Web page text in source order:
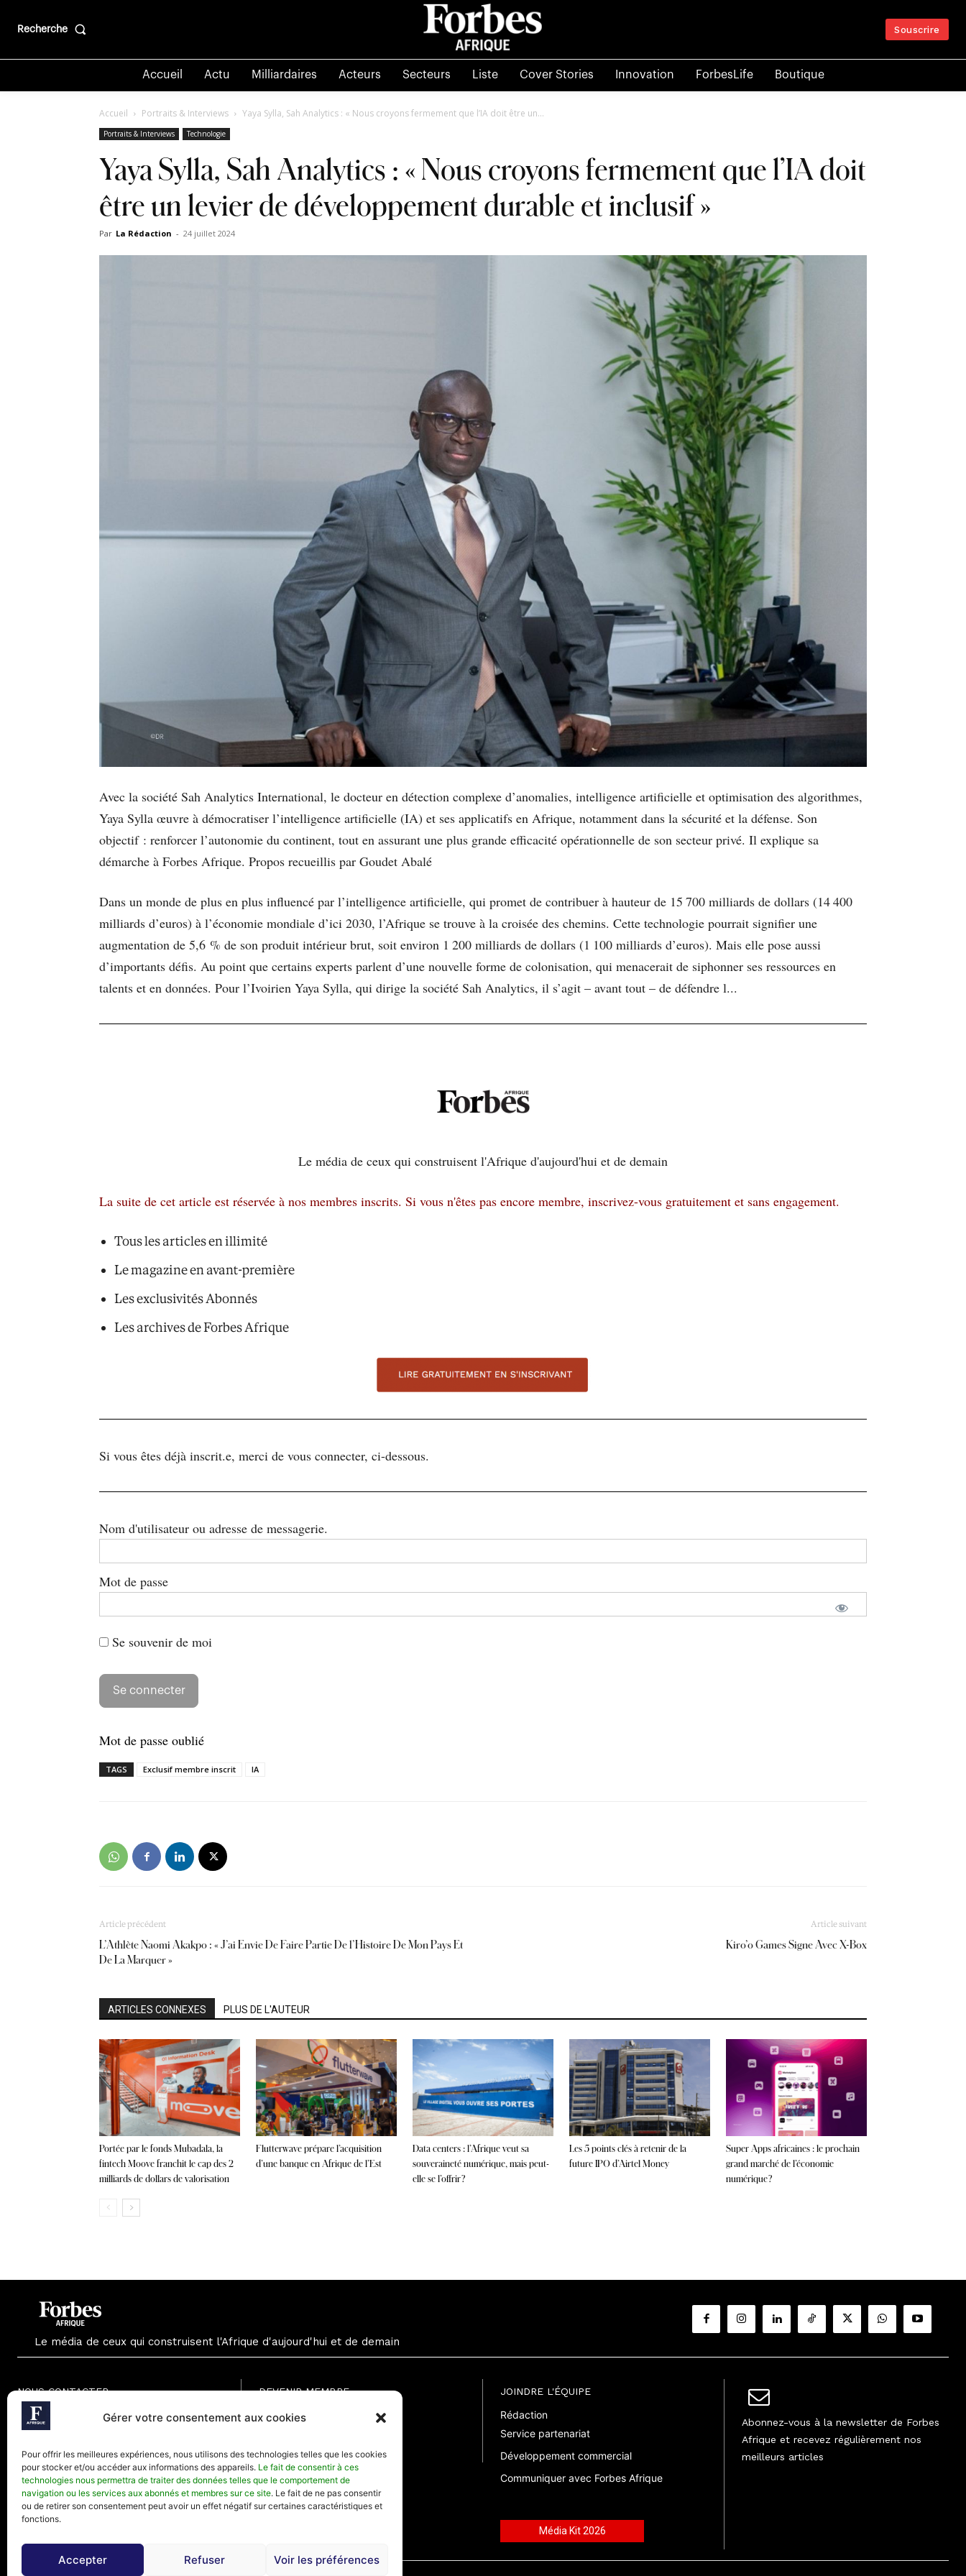
Gérer votre consentement aux cookies
Pour offrir les meilleures expériences, nous utilisons des technologies telles que les cookies
pour stocker et/ou accéder aux informations des appareils. Le fait de consentir à ces
technologies nous permettra de traiter des données telles que le comportement de
navigation ou les services aux abonnés et membres sur ce site. Le fait de ne pas consentir
ou de retirer son consentement peut avoir un effet négatif sur certaines caractéristiques et
fonctions.
Accepter Refuser Voir les préférences
Recherche Souscrire
Accueil Actu Milliardaires Acteurs Secteurs Liste Cover Stories Innovation ForbesLife Boutique
Accueil Portraits & Interviews Yaya Sylla, Sah Analytics : « Nous croyons fermement que l’IA doit être un...
Portraits & Interviews Technologie
Yaya Sylla, Sah Analytics : « Nous croyons fermement que l’IA doit
être un levier de développement durable et inclusif »
Par La Rédaction - 24 juillet 2024
Avec la société Sah Analytics International, le docteur en détection complexe d’anomalies, intelligence artificielle et optimisation des algorithmes,
Yaya Sylla œuvre à démocratiser l’intelligence artificielle (IA) et ses applicatifs en Afrique, notamment dans la sécurité et la défense. Son
objectif : renforcer l’autonomie du continent, tout en assurant une plus grande efficacité opérationnelle de son secteur privé. Il explique sa
démarche à Forbes Afrique. Propos recueillis par Goudet Abalé
Dans un monde de plus en plus influencé par l’intelligence artificielle, qui promet de contribuer à hauteur de 15 700 milliards de dollars (14 400
milliards d’euros) à l’économie mondiale d’ici 2030, l’Afrique se trouve à la croisée des chemins. Cette technologie pourrait signifier une
augmentation de 5,6 % de son produit intérieur brut, soit environ 1 200 milliards de dollars (1 100 milliards d’euros). Mais elle pose aussi
d’importants défis. Au point que certains experts parlent d’une nouvelle forme de colonisation, qui menacerait de siphonner ses ressources en
talents et en données. Pour l’Ivoirien Yaya Sylla, qui dirige la société Sah Analytics, il s’agit – avant tout – de défendre l...
Le média de ceux qui construisent l'Afrique d'aujourd'hui et de demain
La suite de cet article est réservée à nos membres inscrits. Si vous n'êtes pas encore membre, inscrivez-vous gratuitement et sans engagement.
Tous les articles en illimité
Le magazine en avant-première
Les exclusivités Abonnés
Les archives de Forbes Afrique
Si vous êtes déjà inscrit.e, merci de vous connecter, ci-dessous.
Nom d'utilisateur ou adresse de messagerie.
Mot de passe
Se souvenir de moi
Mot de passe oublié
TAGS Exclusif membre inscrit IA
Article précédent
L’Athlète Naomi Akakpo : « J’ai Envie De Faire Partie De l’Histoire De Mon Pays Et
De La Marquer »
Article suivant
Kiro’o Games Signe Avec X-Box
ARTICLES CONNEXES PLUS DE L'AUTEUR
Portée par le fonds Mubadala, la
fintech Moove franchit le cap des 2
milliards de dollars de valorisation
Flutterwave prépare l’acquisition
d’une banque en Afrique de l’Est
Data centers : l’Afrique veut sa
souveraineté numérique, mais peut-
elle se l’offrir ?
Les 5 points clés à retenir de la
future IPO d’Airtel Money
Super Apps africaines : le prochain
grand marché de l’économie
numérique ?
Le média de ceux qui construisent l'Afrique d'aujourd'hui et de demain
NOUS CONTACTER
Paris - France
Mail : contact@forbesafrique.com
DEVENIR MEMBRE
Formule Gratuite
Formule Annuelle
JOINDRE L'ÉQUIPE
Rédaction
Service partenariat
Développement commercial
Communiquer avec Forbes Afrique
Média Kit 2026
Abonnez-vous à la newsletter de Forbes
Afrique et recevez régulièrement nos
meilleurs articles